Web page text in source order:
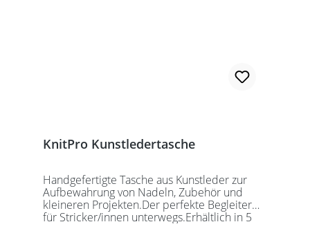
KnitPro Kunstledertasche
Handgefertigte Tasche aus Kunstleder zur
Aufbewahrung von Nadeln, Zubehör und
kleineren Projekten.Der perfekte Begleiter
für Stricker/innen unterwegs.Erhältlich in 5